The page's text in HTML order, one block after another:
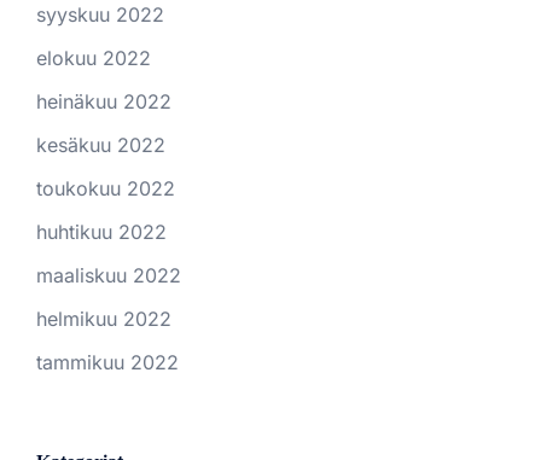
syyskuu 2022
elokuu 2022
heinäkuu 2022
kesäkuu 2022
toukokuu 2022
huhtikuu 2022
maaliskuu 2022
helmikuu 2022
tammikuu 2022